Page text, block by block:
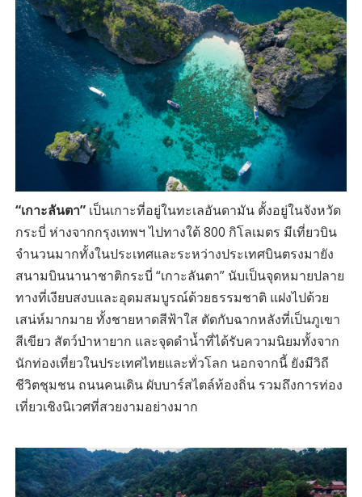
“เกาะลันตา”เป็นเกาะที่อยู่ในทะเลอันดามัน ตั้งอยู่ในจังหวัด
กระบี่ ห่างจากกรุงเทพฯ ไปทางใต้ 800 กิโลเมตร มีเที่ยวบิน
จำนวนมากทั้งในประเทศและระหว่างประเทศบินตรงมายัง
สนามบินนานาชาติกระบี่ “เกาะลันตา” นับเป็นจุดหมายปลาย
ทางที่เงียบสงบและอุดมสมบูรณ์ด้วยธรรมชาติ แฝงไปด้วย
เสน่ห์มากมาย ทั้งชายหาดสีฟ้าใส ตัดกับฉากหลังที่เป็นภูเขา
สีเขียว สัตว์ป่าหายาก และจุดดำน้ำที่ได้รับความนิยมทั้งจาก
นักท่องเที่ยวในประเทศไทยและทั่วโลก นอกจากนี้ ยังมีวิถี
ชีวิตชุมชน ถนนคนเดิน ผับบาร์สไตล์ท้องถิ่น รวมถึงการท่อง
เที่ยวเชิงนิเวศที่สวยงามอย่างมาก